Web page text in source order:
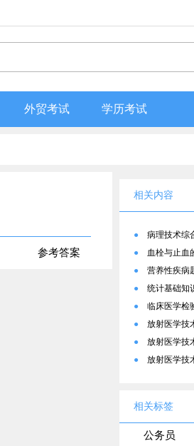
外贸考试 学历考试
参考答案
相关内容
●
病理技术综
●
血栓与止血
●
营养性疾病
●
统计基础知
●
临床医学检
●
放射医学技
●
放射医学技
●
放射医学技
相关标签
公务员